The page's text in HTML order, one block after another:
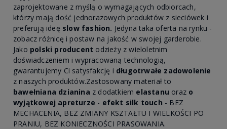
zaprojektowane z myślą o wymagających odbiorcach,
którzy mają dość jednorazowych produktów z sieciówek i
preferują ideę slow fashion. Jedyna taka oferta na rynku -
zobacz różnicę i postaw na jakość w swojej garderobie.
Jako polski producent odzieży z wieloletnim
doświadczeniem i wypracowaną technologią,
gwarantujemy Ci satysfakcję i długotrwałe zadowolenie
z naszych produktów.Zastosowany materiał to
bawełniana dzianina z dodatkiem elastanu oraz o
wyjątkowej apreturze - efekt silk touch - BEZ
MECHACENIA, BEZ ZMIANY KSZTAŁTU I WIELKOŚCI PO
PRANIU, BEZ KONIECZNOŚCI PRASOWANIA.